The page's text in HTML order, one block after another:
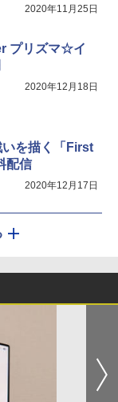
2020年11月25日
プリズマ☆イ
2020年12月18日
いを描く「First
配信
2020年12月17日